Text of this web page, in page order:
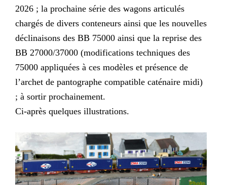
2026 ; la prochaine série des wagons articulés
chargés de divers conteneurs ainsi que les nouvelles
déclinaisons des BB 75000 ainsi que la reprise des
BB 27000/37000 (modifications techniques des
75000 appliquées à ces modèles et présence de
l’archet de pantographe compatible caténaire midi)
; à sortir prochainement.
Ci-après quelques illustrations.